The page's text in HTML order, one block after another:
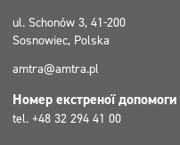
Дозатори
ul. Schonów 3, 41-200
Sosnowiec, Polska
amtra@amtra.pl
Номер екстреної допомоги
tel. +48 32 294 41 00